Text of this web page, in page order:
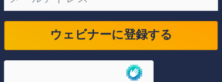
ウェビナーに登録する